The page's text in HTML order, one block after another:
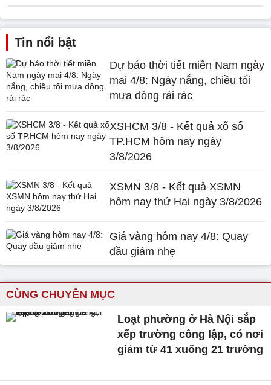
Tin nổi bật
Dự báo thời tiết miền Nam ngày
mai 4/8: Ngày nắng, chiều tối
mưa dông rải rác
XSHCM 3/8 - Kết quả xổ số
TP.HCM hôm nay ngày
3/8/2026
XSMN 3/8 - Kết quả XSMN
hôm nay thứ Hai ngày 3/8/2026
Giá vàng hôm nay 4/8: Quay
đầu giảm nhẹ
CÙNG CHUYÊN MỤC
Loạt phường ở Hà Nội sắp
xếp trường công lập, có nơi
giảm từ 41 xuống 21 trường